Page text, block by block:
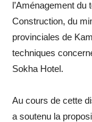
l’Aménagement du
Construction, du
provinciales de
techniques
Sokha Hotel.
Au cours de cette
a soutenu la